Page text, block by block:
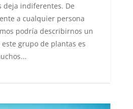
deja indiferentes. De
a cualquier persona
podría describirnos un
este grupo de plantas es